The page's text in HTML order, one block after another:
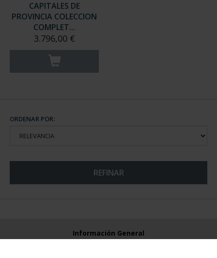
CAPITALES DE
PROVINCIA COLECCION
COMPLET...
3.796,00 €
ORDENAR POR:
REFINAR
Información General